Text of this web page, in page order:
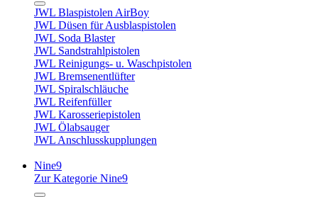
JWL Blaspistolen AirBoy
JWL Düsen für Ausblaspistolen
JWL Soda Blaster
JWL Sandstrahlpistolen
JWL Reinigungs- u. Waschpistolen
JWL Bremsenentlüfter
JWL Spiralschläuche
JWL Reifenfüller
JWL Karosseriepistolen
JWL Ölabsauger
JWL Anschlusskupplungen
Nine9
Zur Kategorie Nine9